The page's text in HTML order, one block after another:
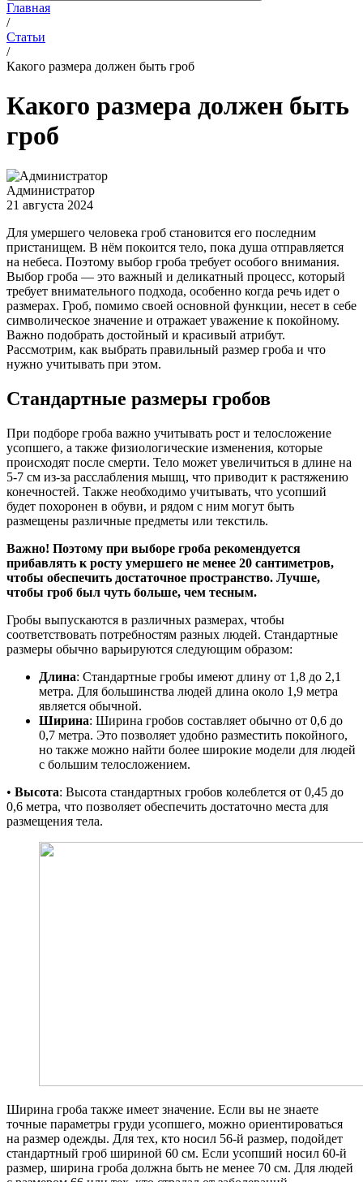
Главная
/
Статьи
/
Какого размера должен быть гроб
Какого размера должен быть
гроб
Администратор
21 августа 2024
Для умершего человека гроб становится его последним
пристанищем. В нём покоится тело, пока душа отправляется
на небеса. Поэтому выбор гроба требует особого внимания.
Выбор гроба — это важный и деликатный процесс, который
требует внимательного подхода, особенно когда речь идет о
размерах. Гроб, помимо своей основной функции, несет в себе
символическое значение и отражает уважение к покойному.
Важно подобрать достойный и красивый атрибут.
Рассмотрим, как выбрать правильный размер гроба и что
нужно учитывать при этом.
Стандартные размеры гробов
При подборе гроба важно учитывать рост и телосложение
усопшего, а также физиологические изменения, которые
происходят после смерти. Тело может увеличиться в длине на
5-7 см из-за расслабления мышц, что приводит к растяжению
конечностей. Также необходимо учитывать, что усопший
будет похоронен в обуви, и рядом с ним могут быть
размещены различные предметы или текстиль.
Важно! Поэтому при выборе гроба рекомендуется
прибавлять к росту умершего не менее 20 сантиметров,
чтобы обеспечить достаточное пространство. Лучше,
чтобы гроб был чуть больше, чем тесным.
Гробы выпускаются в различных размерах, чтобы
соответствовать потребностям разных людей. Стандартные
размеры обычно варьируются следующим образом:
Длина: Стандартные гробы имеют длину от 1,8 до 2,1
метра. Для большинства людей длина около 1,9 метра
является обычной.
Ширина: Ширина гробов составляет обычно от 0,6 до
0,7 метра. Это позволяет удобно разместить покойного,
но также можно найти более широкие модели для людей
с большим телосложением.
• Высота: Высота стандартных гробов колеблется от 0,45 до
0,6 метра, что позволяет обеспечить достаточно места для
размещения тела.
Ширина гроба также имеет значение. Если вы не знаете
точные параметры груди усопшего, можно ориентироваться
на размер одежды. Для тех, кто носил 56-й размер, подойдет
стандартный гроб шириной 60 см. Если усопший носил 60-й
размер, ширина гроба должна быть не менее 70 см. Для людей